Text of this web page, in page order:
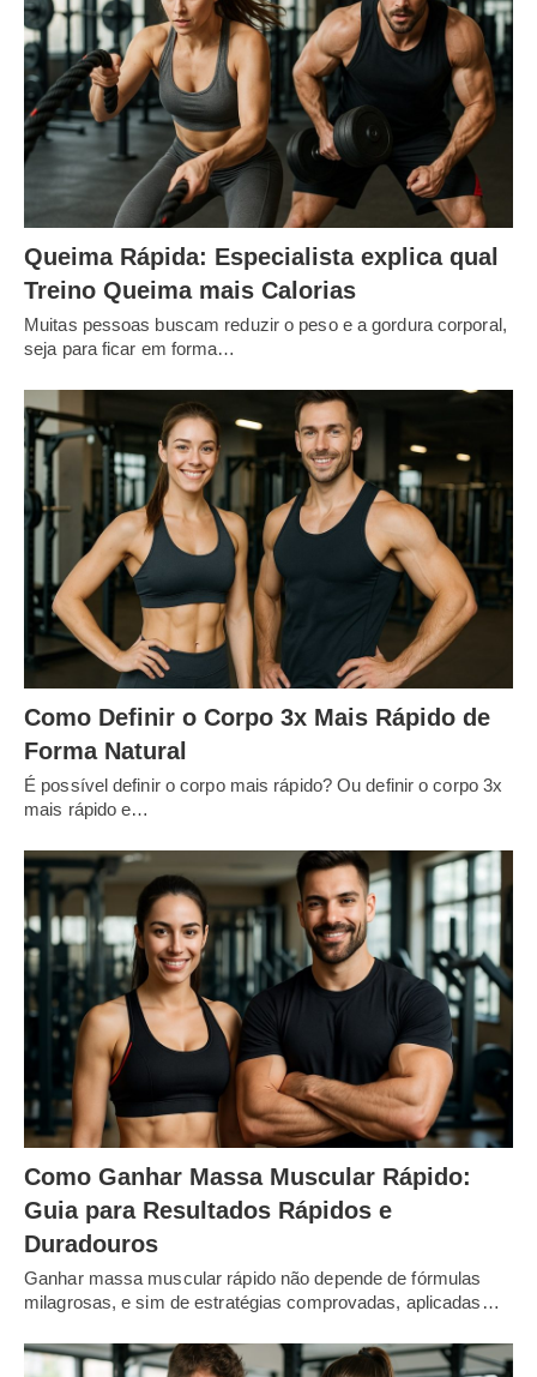
Queima Rápida: Especialista explica qual
Treino Queima mais Calorias
Muitas pessoas buscam reduzir o peso e a gordura corporal,
seja para ficar em forma…
Como Definir o Corpo 3x Mais Rápido de
Forma Natural
É possível definir o corpo mais rápido? Ou definir o corpo 3x
mais rápido e…
Como Ganhar Massa Muscular Rápido:
Guia para Resultados Rápidos e
Duradouros
Ganhar massa muscular rápido não depende de fórmulas
milagrosas, e sim de estratégias comprovadas, aplicadas…